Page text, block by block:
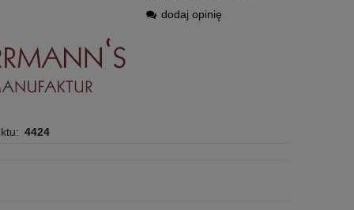
4424
dodaj opinię